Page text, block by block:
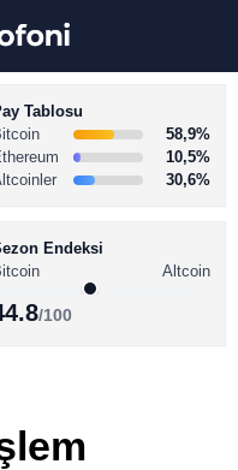
Youtube
Tablosu
58,9%
10,5%
30,6%
Endeksi
Altcoin
/100